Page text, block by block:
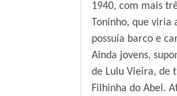
1940, com mais
Toninho, que
possuía barco e
Ainda jovens,
de Lulu Vieira, de
Filhinha do Abel.